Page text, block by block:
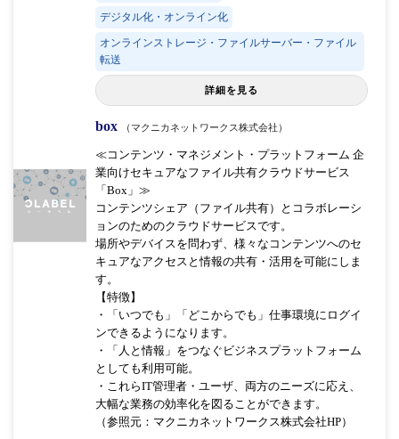
デジタル化・オンライン化
オンラインストレージ・ファイルサーバー・ファイル
転送
詳細を見る
box （マクニカネットワークス株式会社）
≪コンテンツ・マネジメント・プラットフォーム 企
業向けセキュアなファイル共有クラウドサービス
「Box」≫
コンテンツシェア（ファイル共有）とコラボレーシ
ョンのためのクラウドサービスです。
場所やデバイスを問わず、様々なコンテンツへのセ
キュアなアクセスと情報の共有・活用を可能にしま
す。
【特徴】
・「いつでも」「どこからでも」仕事環境にログイ
ンできるようになります。
・「人と情報」をつなぐビジネスプラットフォーム
としても利用可能。
・これらIT管理者・ユーザ、両方のニーズに応え、
大幅な業務の効率化を図ることができます。
（参照元：マクニカネットワークス株式会社HP）